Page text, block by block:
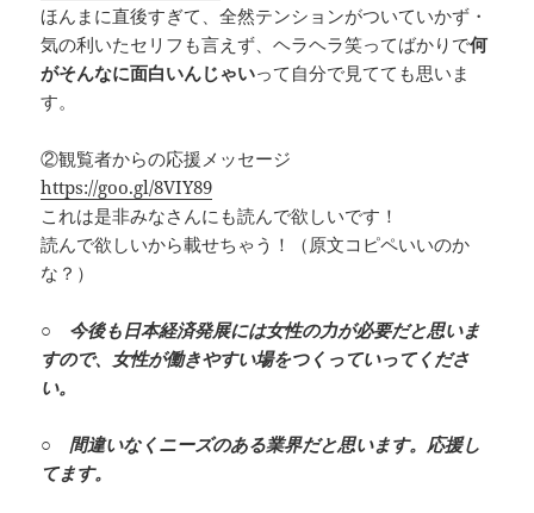
ほんまに直後すぎて、全然テンションがついていかず・
気の利いたセリフも言えず、ヘラヘラ笑ってばかりで何
がそんなに面白いんじゃいって 自分で見てても思いま
す。
②観覧者からの応援メッセージ
https://goo.gl/8VIY89
これは是非みなさんにも読んで欲しいです！
読んで欲しいから載せちゃう！（原文コピペいいのか
な？）
○ 今後も日本経済発展には女性の力が必要だと思いま
すので、女性が働きやすい場をつくっていってくださ
い。
○ 間違いなくニーズのある業界だと思います。応援し
てます。